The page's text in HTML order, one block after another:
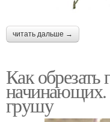
читать дальше →
Как
начинающих.
грушу